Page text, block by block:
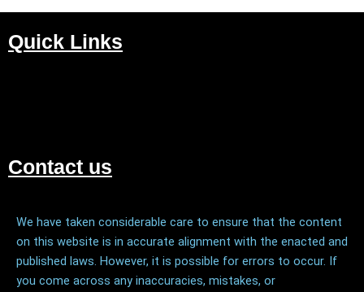
Quick Links
Contact us
We have taken considerable care to ensure that the content
on this website is in accurate alignment with the enacted and
published laws. However, it is possible for errors to occur. If
you come across any inaccuracies, mistakes, or